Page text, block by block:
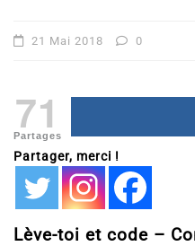
21 Mai 2018 0
71
Partages
Partager, merci !
Lève-toi et code –